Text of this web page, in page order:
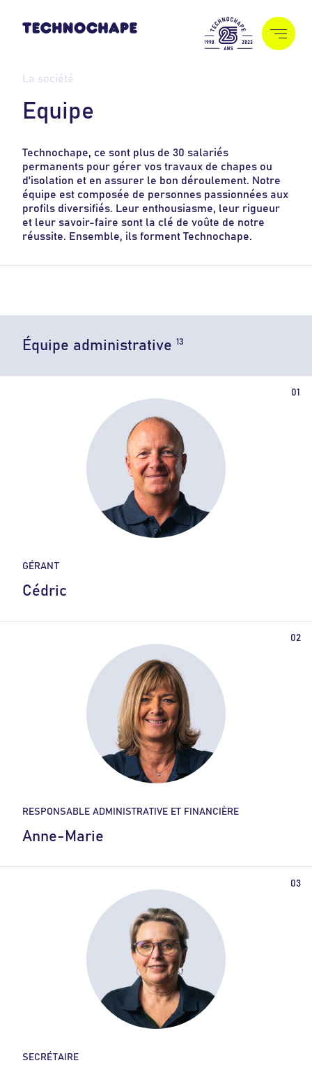
La société
Équipe
Technochape, ce sont plus de 30 salariés
permanents pour gérer vos travaux de chapes ou
d'isolation et en assurer le bon déroulement. Notre
équipe est composée de personnes passionnées aux
profils diversifiés. Leur enthousiasme, leur rigueur
et leur savoir-faire sont la clé de voûte de notre
réussite. Ensemble, ils forment Technochape.
Équipe administrative 13
GÉRANT
Cédric
RESPONSABLE ADMINISTRATIVE ET FINANCIÈRE
Anne-Marie
SECRÉTAIRE